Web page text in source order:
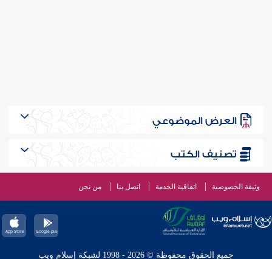
العرض الموضوعي
تصنيف الكتب
وثيقة الخصوصية اتفاقية الخدمة اتصل بنا من نحن
جميع الحقوق محفوظة © 2026 - 1998 لشبكة إسلام ويب